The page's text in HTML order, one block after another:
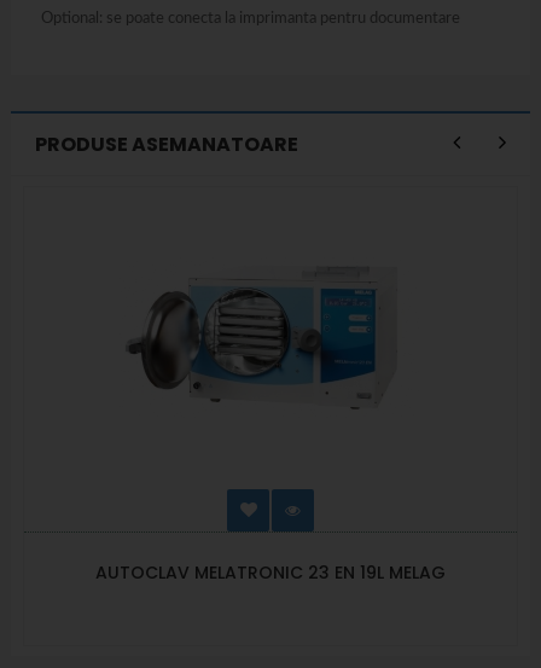
Optional: se poate conecta la imprimanta pentru documentare
PRODUSE ASEMANATOARE
AUTOCLAV MELATRONIC 23 EN 19L MELAG